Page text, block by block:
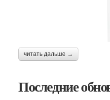
читать дальше →
Последние